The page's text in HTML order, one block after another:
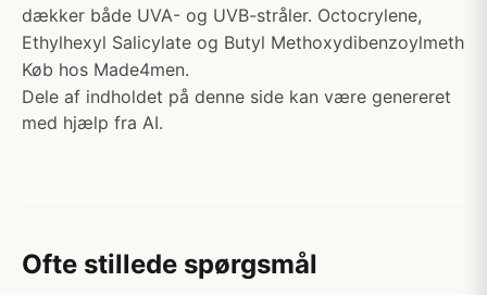
dækker både UVA- og UVB-stråler. Octocrylene,
Ethylhexyl Salicylate og Butyl Methoxydibenzoylmeth
Køb hos Made4men.
Dele af indholdet på denne side kan være genereret
med hjælp fra AI.
Ofte stillede spørgsmål